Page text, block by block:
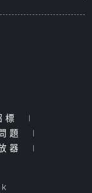
標
|
題
|
器
|